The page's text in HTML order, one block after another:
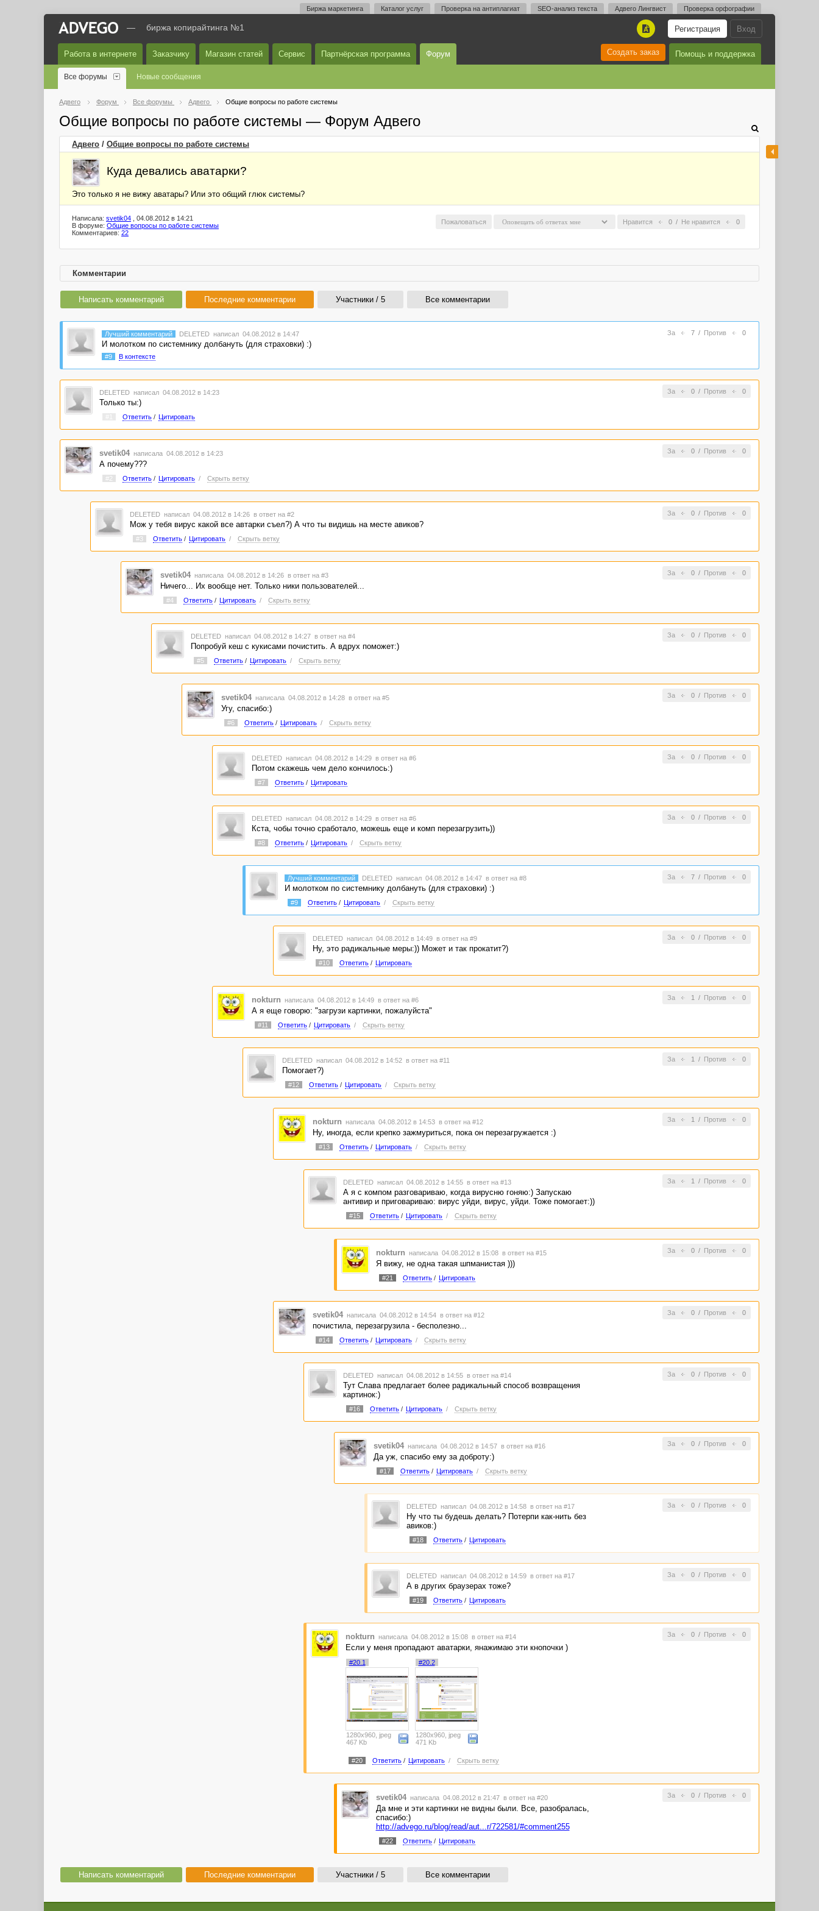
Биржа маркетинга Каталог услуг Проверка на антиплагиат SEO-анализ текста Адвего Лингвист Проверка орфографии
Вход
Регистрация
A
— биржа копирайтинга №1
Работа в интернете Заказчику Магазин статей Сервис Партнёрская программа Форум Помощь и поддержка
Создать заказ
Все форумы Новые сообщения
Адвего Форум Все форумы Адвего Общие вопросы по работе системы
Общие вопросы по работе системы — Форум Адвего
Адвего / Общие вопросы по работе системы
Куда девались аватарки?
Это только я не вижу аватары? Или это общий глюк системы?
Нравится 0 / Не нравится 0
Пожаловаться
Написала: svetik04 , 04.08.2012 в 14:21
В форуме: Общие вопросы по работе системы
Комментариев: 22
Комментарии
Написать комментарий Последние комментарии Участники / 5 Все комментарии
За 7/ Против 0
Лучший комментарий DELETED написал 04.08.2012 в 14:47
И молотком по системнику долбануть (для страховки) :)
#9 В контексте
За 0/ Против 0
DELETED написал 04.08.2012 в 14:23
Только ты:)
Ответить/ Цитировать
За 0/ Против 0
svetik04 написала 04.08.2012 в 14:23
А почему???
#2 Ответить/ Цитировать / Скрыть ветку
За 0/ Против 0
DELETED написал 04.08.2012 в 14:26 в ответ на #2
Мож у тебя вирус какой все автарки съел?) А что ты видишь на месте авиков?
#3 Ответить/ Цитировать / Скрыть ветку
За 0/ Против 0
svetik04 написала 04.08.2012 в 14:26 в ответ на #3
Ничего... Их вообще нет. Только ники пользователей...
#4 Ответить/ Цитировать / Скрыть ветку
За 0/ Против 0
DELETED написал 04.08.2012 в 14:27 в ответ на #4
Попробуй кеш с кукисами почистить. А вдрух поможет:)
#5 Ответить/ Цитировать / Скрыть ветку
За 0/ Против 0
svetik04 написала 04.08.2012 в 14:28 в ответ на #5
Угу, спасибо:)
#6 Ответить/ Цитировать / Скрыть ветку
За 0/ Против 0
DELETED написал 04.08.2012 в 14:29 в ответ на #6
Потом скажешь чем дело кончилось:)
#7 Ответить/ Цитировать
За 0/ Против 0
DELETED написал 04.08.2012 в 14:29 в ответ на #6
Кста, чобы точно сработало, можешь еще и комп перезагрузить))
#8 Ответить/ Цитировать / Скрыть ветку
За 7/ Против 0
Лучший комментарий DELETED написал 04.08.2012 в 14:47 в ответ на #8
И молотком по системнику долбануть (для страховки) :)
#9 Ответить/ Цитировать / Скрыть ветку
За 0/ Против 0
DELETED написал 04.08.2012 в 14:49 в ответ на #9
Ну, это радикальные меры:)) Может и так прокатит?)
#10 Ответить/ Цитировать
За 1 / Против 0
nokturn написала 04.08.2012 в 14:49 в ответ на #6
А я еще говорю: "загрузи картинки, пожалуйста"
#11 Ответить/ Цитировать / Скрыть ветку
За 1 / Против 0
DELETED написал 04.08.2012 в 14:52 в ответ на #11
Помогает?)
#12 Ответить/ Цитировать / Скрыть ветку
За 1 / Против 0
nokturn написала 04.08.2012 в 14:53 в ответ на #12
Ну, иногда, если крепко зажмуриться, пока он перезагружается :)
#13 Ответить/ Цитировать / Скрыть ветку
За 1 / Против 0
DELETED написал 04.08.2012 в 14:55 в ответ на #13
А я с компом разговариваю, когда вирусню гоняю:) Запускаю
антивир и приговариваю: вирус уйди, вирус, уйди. Тоже помогает:))
#15 Ответить/ Цитировать / Скрыть ветку
За 0/ Против 0
nokturn написала 04.08.2012 в 15:08 в ответ на #15
Я вижу, не одна такая шпманистая )))
#21 Ответить/ Цитировать
За 0/ Против 0
svetik04 написала 04.08.2012 в 14:54 в ответ на #12
почистила, перезагрузила - бесполезно...
#14 Ответить/ Цитировать / Скрыть ветку
За 0/ Против 0
DELETED написал 04.08.2012 в 14:55 в ответ на #14
Тут Слава предлагает более радикальный способ возвращения
картинок:)
#16 Ответить/ Цитировать / Скрыть ветку
За 0/ Против 0
svetik04 написала 04.08.2012 в 14:57 в ответ на #16
Да уж, спасибо ему за доброту:)
#17 Ответить/ Цитировать / Скрыть ветку
За 0/ Против 0
DELETED написал 04.08.2012 в 14:58 в ответ на #17
Ну что ты будешь делать? Потерпи как-нить без
авиков:)
#18 Ответить/ Цитировать
За 0/ Против 0
DELETED написал 04.08.2012 в 14:59 в ответ на #17
А в других браузерах тоже?
#19 Ответить/ Цитировать
За 0/ Против 0
nokturn написала 04.08.2012 в 15:08 в ответ на #14
Если у меня пропадают аватарки, янажимаю эти кнопочки )
#20.1
1280x960, jpeg
467 Kb
#20.2
1280x960, jpeg
471 Kb
#20 Ответить/ Цитировать / Скрыть ветку
За 0/ Против 0
svetik04 написала 04.08.2012 в 21:47 в ответ на #20
Да мне и эти картинки не видны были. Все, разобралась,
спасибо:)
http://advego.ru/blog/read/aut...r/722581/#comment255
#22 Ответить/ Цитировать
Написать комментарий Последние комментарии Участники / 5 Все комментарии